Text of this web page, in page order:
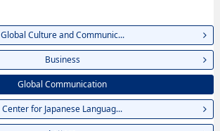
Global Culture and Communic...
Business
Global Communication
Center for Japanese Languag...